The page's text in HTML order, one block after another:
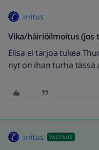
irritus
Vika/häiriöilmoitus (jos
Elisa ei tarjoa tukea
nyt on ihan turha tässä
irritus VASTAUS